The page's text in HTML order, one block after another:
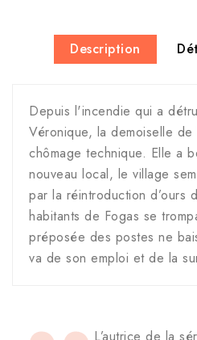
Description
Depuis l'incendie qui a
Véronique, la demoiselle
chômage technique. Elle a
nouveau local, le village
par la réintroduction d’ours
habitants de Fogas se
préposée des postes ne
va de son emploi et de la